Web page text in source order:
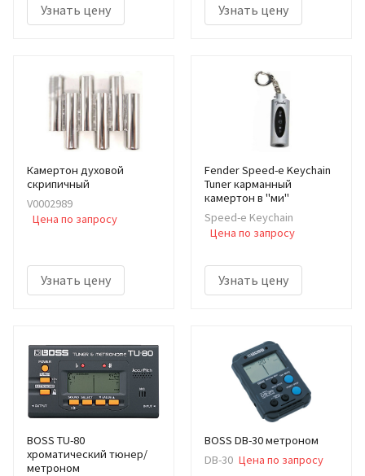
Узнать цену Узнать цену
Камертон духовой
скрипичный
V0002989
Цена по запросу
Узнать цену
Fender Speed-e Keychain
Tuner карманный
камертон в "ми"
Speed-e Keychain
Цена по запросу
Узнать цену
BOSS TU-80
хроматический тюнер/
метроном
BOSS DB-30 метроном
DB-30 Цена по запросу